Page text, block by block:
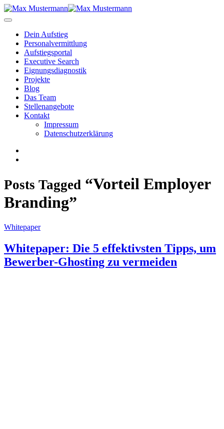
Dein Aufstieg
Personal­vermittlung
Aufstiegsportal
Executive Search
Eignungs­diagnostik
Projekte
Blog
Das Team
Stellenangebote
Kontakt
Impressum
Datenschutzerklärung
Posts Tagged “Vorteil Employer
Branding”
Whitepaper
Whitepaper: Die 5 effektivsten Tipps, um
Bewerber-Ghosting zu vermeiden